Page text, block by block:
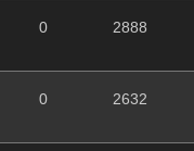
0 2888
0 2632